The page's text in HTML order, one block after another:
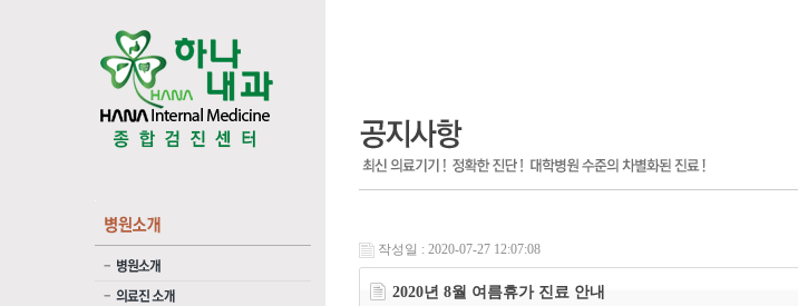
작성일 : 2020-07-27 12:07:08
2020년 8월 여름휴가 진료 안내